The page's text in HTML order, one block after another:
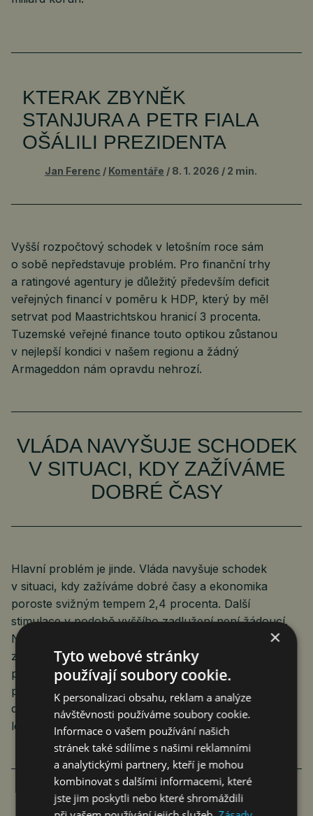
KTERAK ZBYNĚK
STANJURA A PETR FIALA
OŠÁLILI PREZIDENTA
Jan Ferenc Komentáře 8. 1. 2026 2 min.
Vyšší rozpočtový schodek v letošním roce sám
o sobě nepředstavuje problém. Pro finanční trhy
a ratingové agentury je důležitý především deficit
veřejných financí v poměru k HDP, který by měl
setrvat pod Maastrichtskou hranicí 3 procenta.
Tuzemské veřejné finance touto optikou zůstanou
v nejlepší kondici v našem regionu a žádný
Armageddon nám opravdu nehrozí.
VLÁDA NAVYŠUJE SCHODEK
V SITUACI, KDY ZAŽÍVÁME
DOBRÉ ČASY
Hlavní problém je jinde. Vláda navyšuje schodek
v situaci, kdy zažíváme dobré časy a ekonomika
poroste svižným tempem 2,4 procenta. Další
stimulace v podobě vyššího zadlužení není žádoucí.
Nejen kvůli jejímu pro-inflačnímu působení, ale
zejména proto, že právě nyní panují vhodné
podmínky pro vyztužení veřejných financí a jejich
přípravu na horší časy, například negativní dopady
demografického vývoje, očekávané ve třicátých
letech.
×
Tyto webové stránky
používají soubory cookie.
K personalizaci obsahu, reklam a analýze
návštěvnosti používáme soubory cookie.
Informace o vašem používání našich
stránek také sdílíme s našimi reklamními
a analytickými partnery, kteří je mohou
kombinovat s dalšími informacemi, které
jste jim poskytli nebo které shromáždili